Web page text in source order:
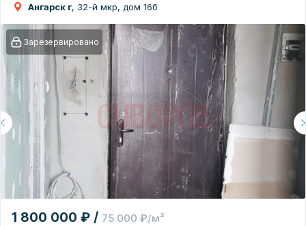
Ангарск г, 32-й мкр, дом 16б
Зарезервировано
1 800 000 ₽ / 75 000 ₽/м²